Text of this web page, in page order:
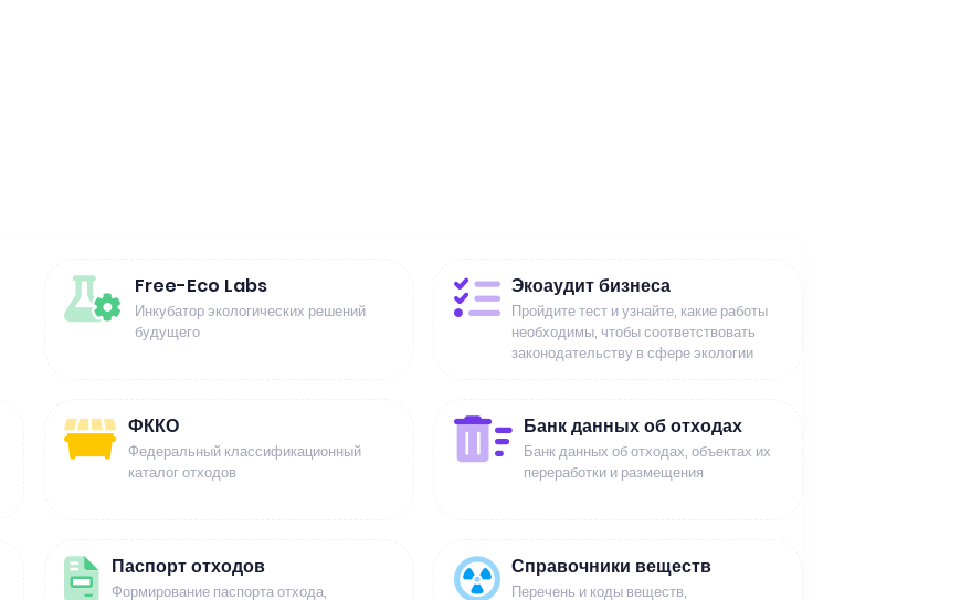
Free-Eco Labs
Инкубатор экологических решений
будущего
Экоаудит бизнеса
Пройдите тест и узнайте, какие работы
необходимы, чтобы соответствовать
законодательству в сфере экологии
ФККО
Федеральный классификационный
каталог отходов
Банк данных об отходах
Банк данных об отходах, объектах их
переработки и размещения
Паспорт отходов
Формирование паспорта отхода,
Справочники веществ
Перечень и коды веществ,